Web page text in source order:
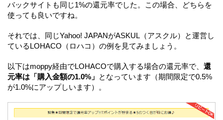
バックサイトも同じ1%の還元率でした。この場合、どちらを
使っても良いですね。
それでは、同じYahoo! JAPANがASKUL（アスクル）と運営し
ているLOHACO（ロハコ）の例を見てみましょう。
以下はmoppy経由でLOHACOで購入する場合の還元率で、 還
元率は「購入金額の1.0%」 となっています（期間限定で0.5%
が1.0%にアップしいます）。